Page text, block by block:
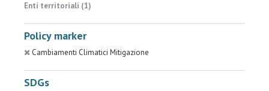
Enti territoriali (1)
Policy marker
Cambiamenti Climatici Mitigazione
SDGs